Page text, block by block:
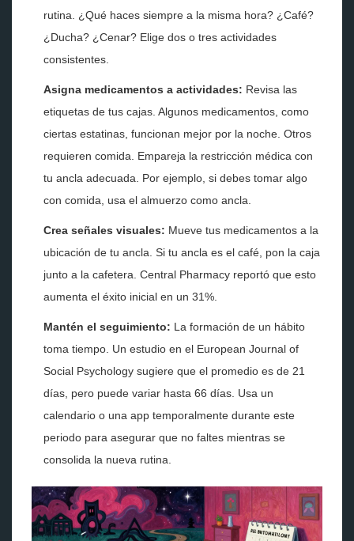
rutina. ¿Qué haces siempre a la misma hora? ¿Café?
¿Ducha? ¿Cenar? Elige dos o tres actividades
consistentes.
Asigna medicamentos a actividades: Revisa las
etiquetas de tus cajas. Algunos medicamentos, como
ciertas estatinas, funcionan mejor por la noche. Otros
requieren comida. Empareja la restricción médica con
tu ancla adecuada. Por ejemplo, si debes tomar algo
con comida, usa el almuerzo como ancla.
Crea señales visuales: Mueve tus medicamentos a la
ubicación de tu ancla. Si tu ancla es el café, pon la caja
junto a la cafetera. Central Pharmacy reportó que esto
aumenta el éxito inicial en un 31%.
Mantén el seguimiento: La formación de un hábito
toma tiempo. Un estudio en el European Journal of
Social Psychology sugiere que el promedio es de 21
días, pero puede variar hasta 66 días. Usa un
calendario o una app temporalmente durante este
periodo para asegurar que no faltes mientras se
consolida la nueva rutina.